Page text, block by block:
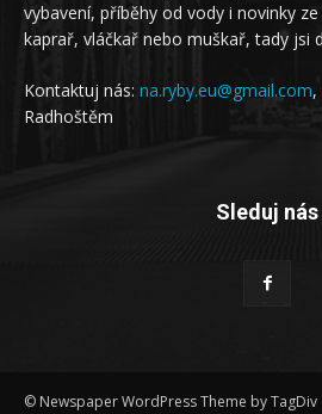
vybavení, příběhy od vody i novinky
kaprař, vláčkař nebo muškař, tady jsi
Kontaktuj nás: na.ryby.eu@gmail.com,
Radhoštěm
Sleduj nás
© Newspaper WordPress Theme by TagDiv